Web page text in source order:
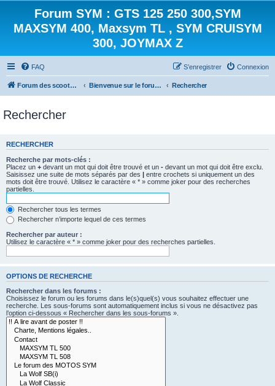
Forum SYM : GTS 125 250 300,SYM
MAXSYM 400, Maxsym TL , SYM CRUISYM
300, JOYMAX Z
FAQ Connexion
S’enregistrer
Forum des scooters SYM - GTS -MAXSYM - CRUISYM - JOYMAX - Maxsym TL Bienvenue sur le forum des scooters de la gamme SYM Rechercher
Rechercher
RECHERCHER
Recherche par mots-clés :
Placez un + devant un mot qui doit être trouvé et un - devant un mot qui doit être exclu.
Saisissez une suite de mots séparés par des | entre crochets si uniquement un des
mots doit être trouvé. Utilisez le caractère « * » comme joker pour des recherches
partielles.
Rechercher tous les termes
Rechercher n’importe lequel de ces termes
Rechercher par auteur :
Utilisez le caractère « * » comme joker pour des recherches partielles.
OPTIONS DE RECHERCHE
Rechercher dans les forums :
Choisissez le forum ou les forums dans le(s)quel(s) vous souhaitez effectuer une
recherche. Les sous-forums sont automatiquement inclus si vous ne désactivez pas
l’option ci-dessous « Rechercher dans les sous-forums ».